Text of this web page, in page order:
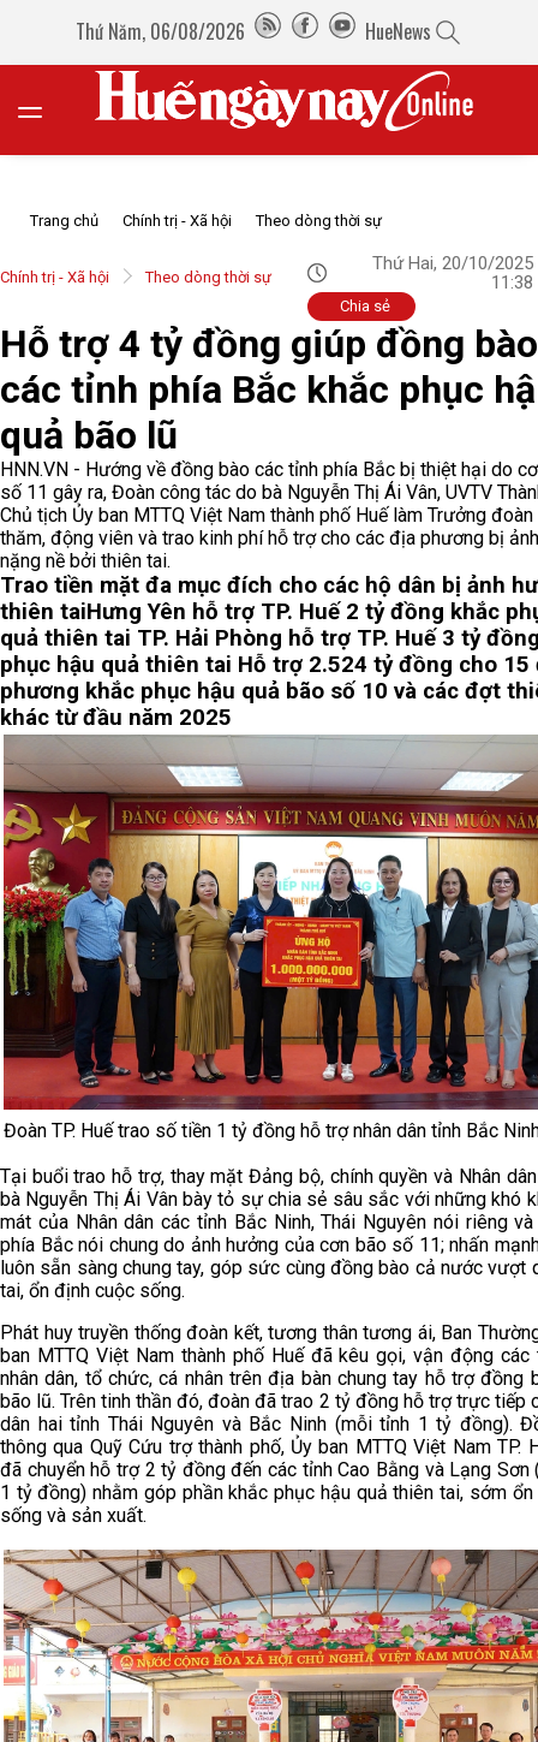
Thứ Năm, 06/08/2026 HueNews
Trang chủ Chính trị - Xã hội Theo dòng thời sự
Chính trị - Xã hội Theo dòng thời sự
Thứ Hai, 20/10/2025
11:38
Chia sẻ
Hỗ trợ 4 tỷ đồng giúp đồng bào
các tỉnh phía Bắc khắc phục
quả bão lũ
HNN.VN - Hướng về đồng bào các tỉnh phía Bắc bị thiệt hại do
số 11 gây ra, Đoàn công tác do bà Nguyễn Thị Ái Vân, UVTV
Chủ tịch Ủy ban MTTQ Việt Nam thành phố Huế làm Trưởng
thăm, động viên và trao kinh phí hỗ trợ cho các địa phương bị
nặng nề bởi thiên tai.
Trao tiền mặt đa mục đích cho các hộ dân bị ảnh
thiên taiHưng Yên hỗ trợ TP. Huế 2 tỷ đồng khắc
quả thiên tai TP. Hải Phòng hỗ trợ TP. Huế 3 tỷ
phục hậu quả thiên tai Hỗ trợ 2.524 tỷ đồng cho 15
phương khắc phục hậu quả bão số 10 và các đợt
khác từ đầu năm 2025
Đoàn TP. Huế trao số tiền 1 tỷ đồng hỗ trợ nhân dân tỉnh Bắc
Tại buổi trao hỗ trợ, thay mặt Đảng bộ, chính quyền và Nhân dân
bà Nguyễn Thị Ái Vân bày tỏ sự chia sẻ sâu sắc với những khó
mát của Nhân dân các tỉnh Bắc Ninh, Thái Nguyên nói riêng
phía Bắc nói chung do ảnh hưởng của cơn bão số 11; nhấn
luôn sẵn sàng chung tay, góp sức cùng đồng bào cả nước vượt
tai, ổn định cuộc sống.
Phát huy truyền thống đoàn kết, tương thân tương ái, Ban
ban MTTQ Việt Nam thành phố Huế đã kêu gọi, vận động
nhân dân, tổ chức, cá nhân trên địa bàn chung tay hỗ trợ đồng
bão lũ. Trên tinh thần đó, đoàn đã trao 2 tỷ đồng hỗ trợ trực tiếp
dân hai tỉnh Thái Nguyên và Bắc Ninh (mỗi tỉnh 1 tỷ đồng).
thông qua Quỹ Cứu trợ thành phố, Ủy ban MTTQ Việt Nam TP.
đã chuyển hỗ trợ 2 tỷ đồng đến các tỉnh Cao Bằng và Lạng Sơn
1 tỷ đồng) nhằm góp phần khắc phục hậu quả thiên tai, sớm
sống và sản xuất.